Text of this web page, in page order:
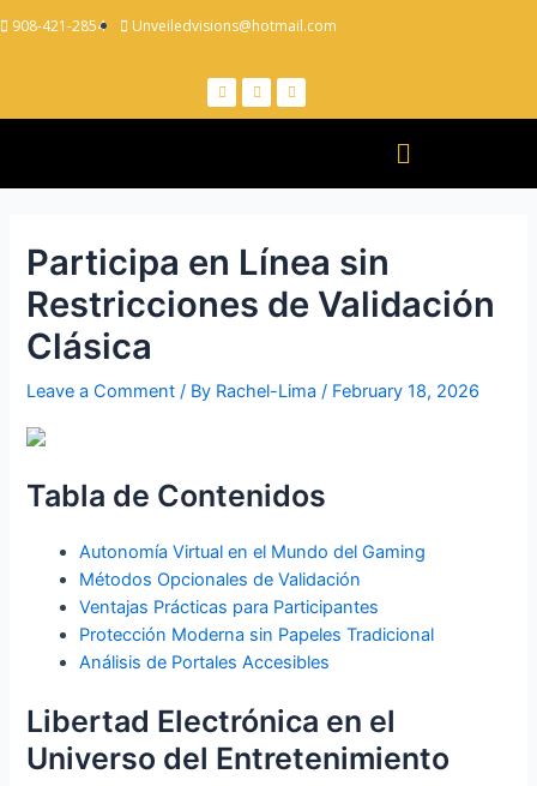
908-421-2854 Unveiledvisions@hotmail.com
Participa en Línea sin
Restricciones de Validación
Clásica
Leave a Comment / By Rachel-Lima/ February 18, 2026
Tabla de Contenidos
Autonomía Virtual en el Mundo del Gaming
Métodos Opcionales de Validación
Ventajas Prácticas para Participantes
Protección Moderna sin Papeles Tradicional
Análisis de Portales Accesibles
Libertad Electrónica en el
Universo del Entretenimiento